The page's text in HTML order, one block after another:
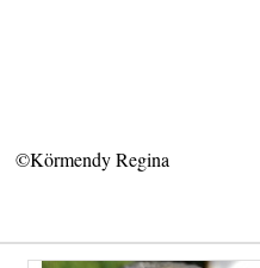
©Körmendy Regina